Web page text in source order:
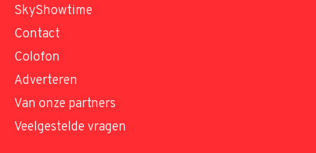
SkyShowtime
Contact
Colofon
Adverteren
Van onze partners
Veelgestelde vragen